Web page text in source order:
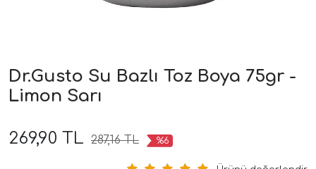
Dr.Gusto Su Bazlı Toz Boya 75gr -
Limon Sarı
269,90 TL 287,16 TL %6